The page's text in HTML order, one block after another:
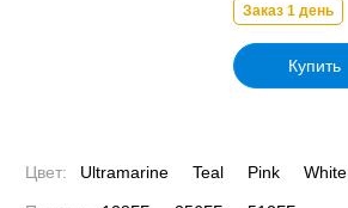
Заказ 1 день
Купить
Цвет: Ultramarine Teal Pink White